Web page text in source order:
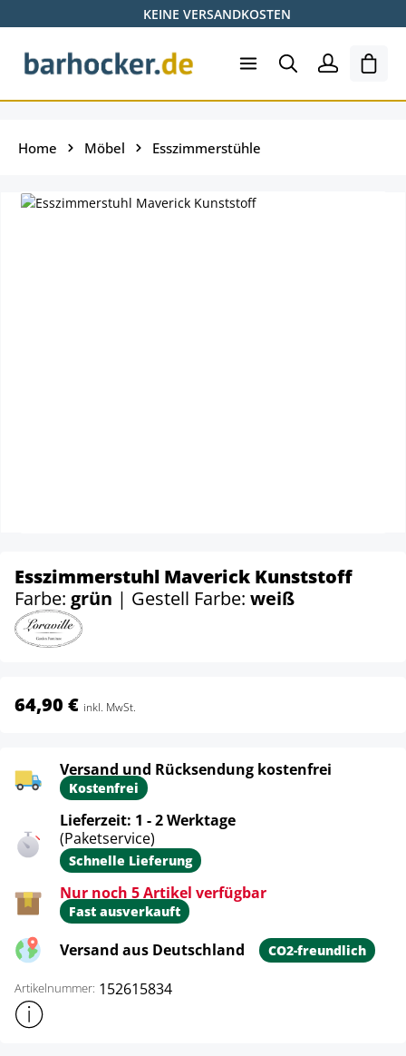
Zum Hauptinhalt springenKEINE VERSANDKOSTEN
Home Möbel Esszimmerstühle
Esszimmerstuhl Maverick Kunststoff
Farbe: grün | Gestell Farbe: weiß
64,90 € inkl. MwSt.
Versand und Rücksendung kostenfrei
Kostenfrei
Lieferzeit: 1 - 2 Werktage
(Paketservice)
Schnelle Lieferung
Nur noch 5 Artikel verfügbar
Fast ausverkauft
Versand aus Deutschland CO2-freundlich
Artikelnummer: 152615834
Weitere Produktinformationen anzeigen